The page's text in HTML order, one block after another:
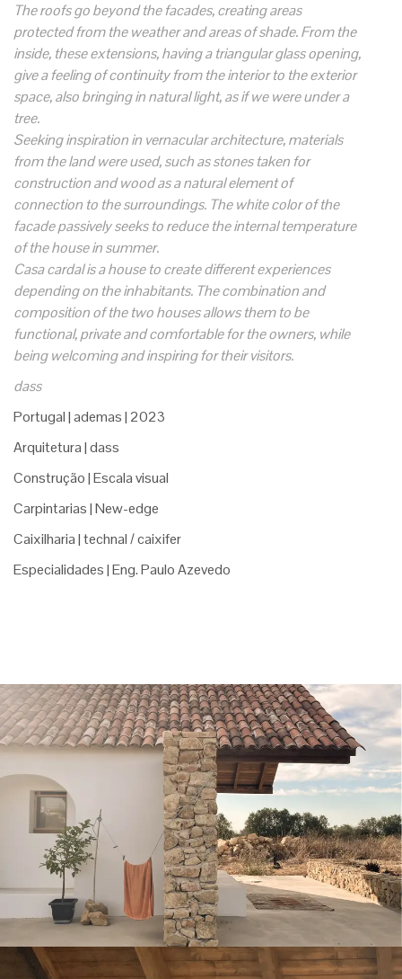
The roofs go beyond the facades, creating areas
protected from the weather and areas of shade. From the
inside, these extensions, having a triangular glass opening,
give a feeling of continuity from the interior to the exterior
space, also bringing in natural light, as if we were under a
tree.
Seeking inspiration in vernacular architecture, materials
from the land were used, such as stones taken for
construction and wood as a natural element of
connection to the surroundings. The white color of the
facade passively seeks to reduce the internal temperature
of the house in summer.
Casa cardal is a house to create different experiences
depending on the inhabitants. The combination and
composition of the two houses allows them to be
functional, private and comfortable for the owners, while
being welcoming and inspiring for their visitors.
dass
Portugal | ademas | 2023
Arquitetura | dass
Construção | Escala visual
Carpintarias | New-edge
Caixilharia | technal / caixifer
Especialidades | Eng. Paulo Azevedo